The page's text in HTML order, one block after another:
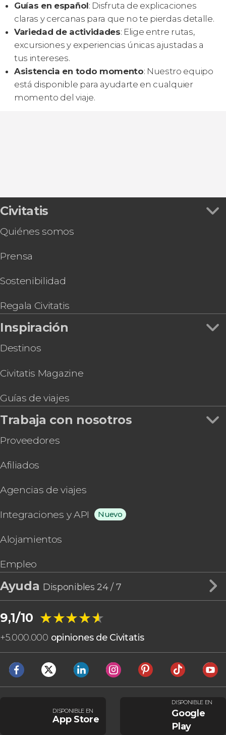
Guías en español: Disfruta de explicaciones
claras y cercanas para que no te pierdas detalle.
Variedad de actividades: Elige entre rutas,
excursiones y experiencias únicas ajustadas a
tus intereses.
Asistencia en todo momento: Nuestro equipo
está disponible para ayudarte en cualquier
momento del viaje.
Civitatis
Quiénes somos
Prensa
Sostenibilidad
Regala Civitatis
Inspiración
Destinos
Civitatis Magazine
Guías de viajes
Trabaja con nosotros
Proveedores
Afiliados
Agencias de viajes
Integraciones y API Nuevo
Alojamientos
Empleo
Ayuda Disponibles 24 / 7
9,1/10 ★★★★★
★★★★★
+5.000.000 opiniones de Civitatis
DISPONIBLE EN
App Store
DISPONIBLE EN
Google
Play